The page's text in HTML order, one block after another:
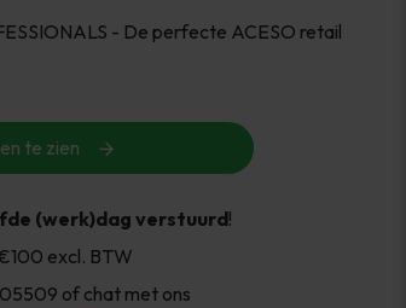
- De perfecte ACESO retail
te zien
(werk)dag verstuurd!
excl. BTW
of chat met ons